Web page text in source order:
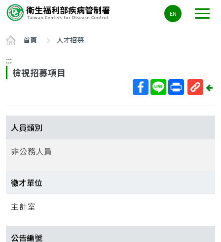
要
容
ALT+C
EN
首頁 人才招募
:::
檢視招募項目
回
人員類別
非公務人員
徵才單位
主計室
公告編號